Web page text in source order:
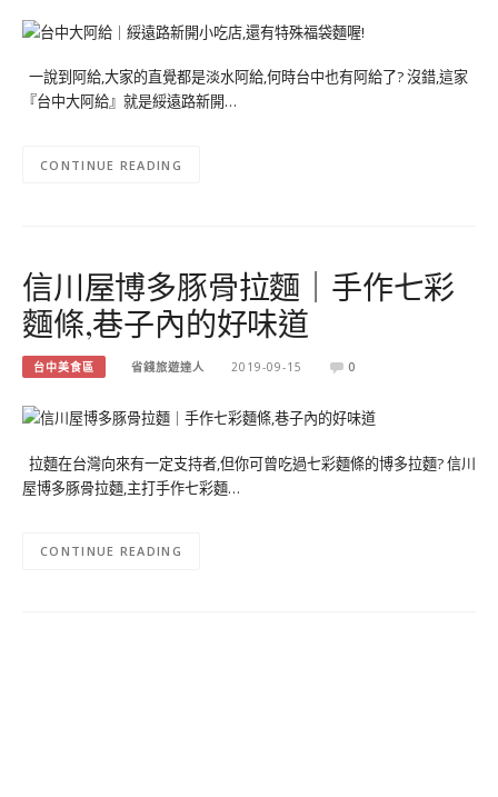
一說到阿給,大家的直覺都是淡水阿給,何時台中也有阿給了? 沒錯,這家
『台中大阿給』就是綏遠路新開…
CONTINUE READING
信川屋博多豚骨拉麵｜手作七彩
麵條,巷子內的好味道
台中美食區 省錢旅遊達人 2019-09-15 0
拉麵在台灣向來有一定支持者,但你可曾吃過七彩麵條的博多拉麵? 信川
屋博多豚骨拉麵,主打手作七彩麵…
CONTINUE READING